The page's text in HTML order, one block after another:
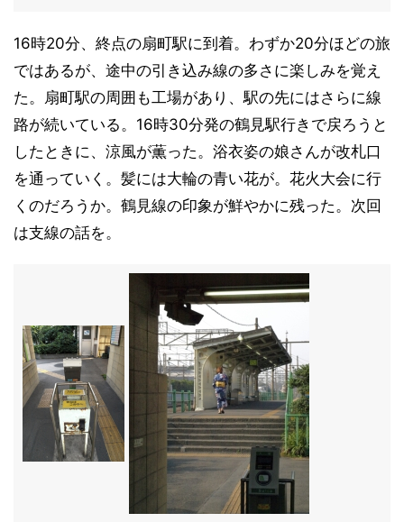
16時20分、終点の扇町駅に到着。わずか20分ほどの旅
ではあるが、途中の引き込み線の多さに楽しみを覚え
た。扇町駅の周囲も工場があり、駅の先にはさらに線
路が続いている。16時30分発の鶴見駅行きで戻ろうと
したときに、涼風が薫った。浴衣姿の娘さんが改札口
を通っていく。髪には大輪の青い花が。花火大会に行
くのだろうか。鶴見線の印象が鮮やかに残った。次回
は支線の話を。